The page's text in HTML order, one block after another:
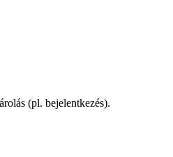
(pl. bejelentkezés).